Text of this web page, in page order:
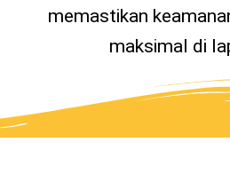
memastikan
maksimal di